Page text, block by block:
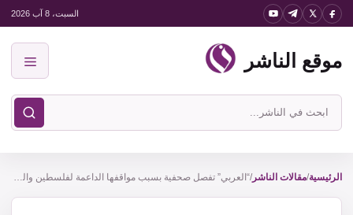
انتقل
المحتوى
السبت، 8 آب 2026
موقع الناشر
ابحث
في
الناشر
الرئيسية/مقالات الناشر/ “العربي” تفصل صحفية بسبب مواقفها الداعمة لفلسطين والمقاومة